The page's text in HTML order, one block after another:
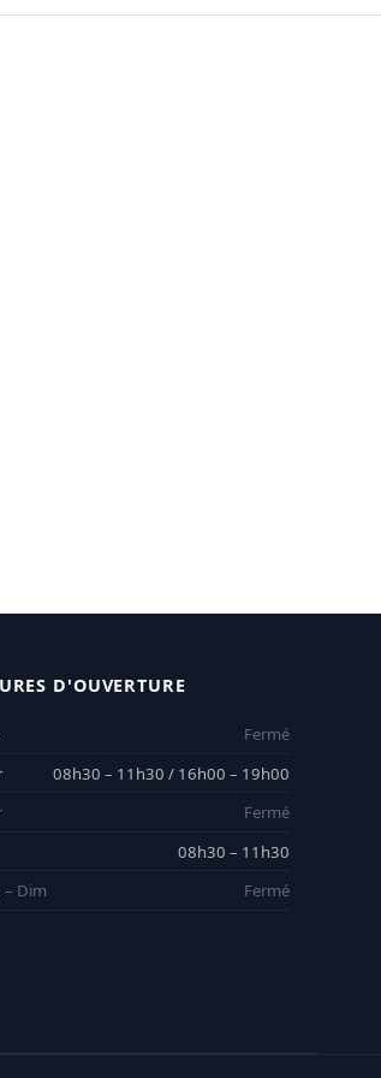
D'OUVERTURE
Fermé
08h30 – 11h30 / 16h00 – 19h00
Fermé
08h30 – 11h30
– Dim
Fermé